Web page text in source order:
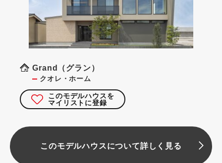
Grand（グラン）
クオレ・ホーム
このモデルハウスを
マイリストに登録
このモデルハウスについて詳しく見る